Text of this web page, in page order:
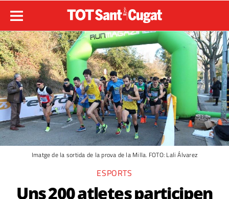
Imatge de la sortida de la prova de la Milla. FOTO: Lali Álvarez
ESPORTS
Uns 200 atletes participen